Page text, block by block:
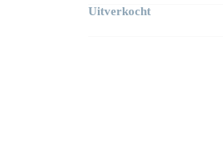
Uitverkocht